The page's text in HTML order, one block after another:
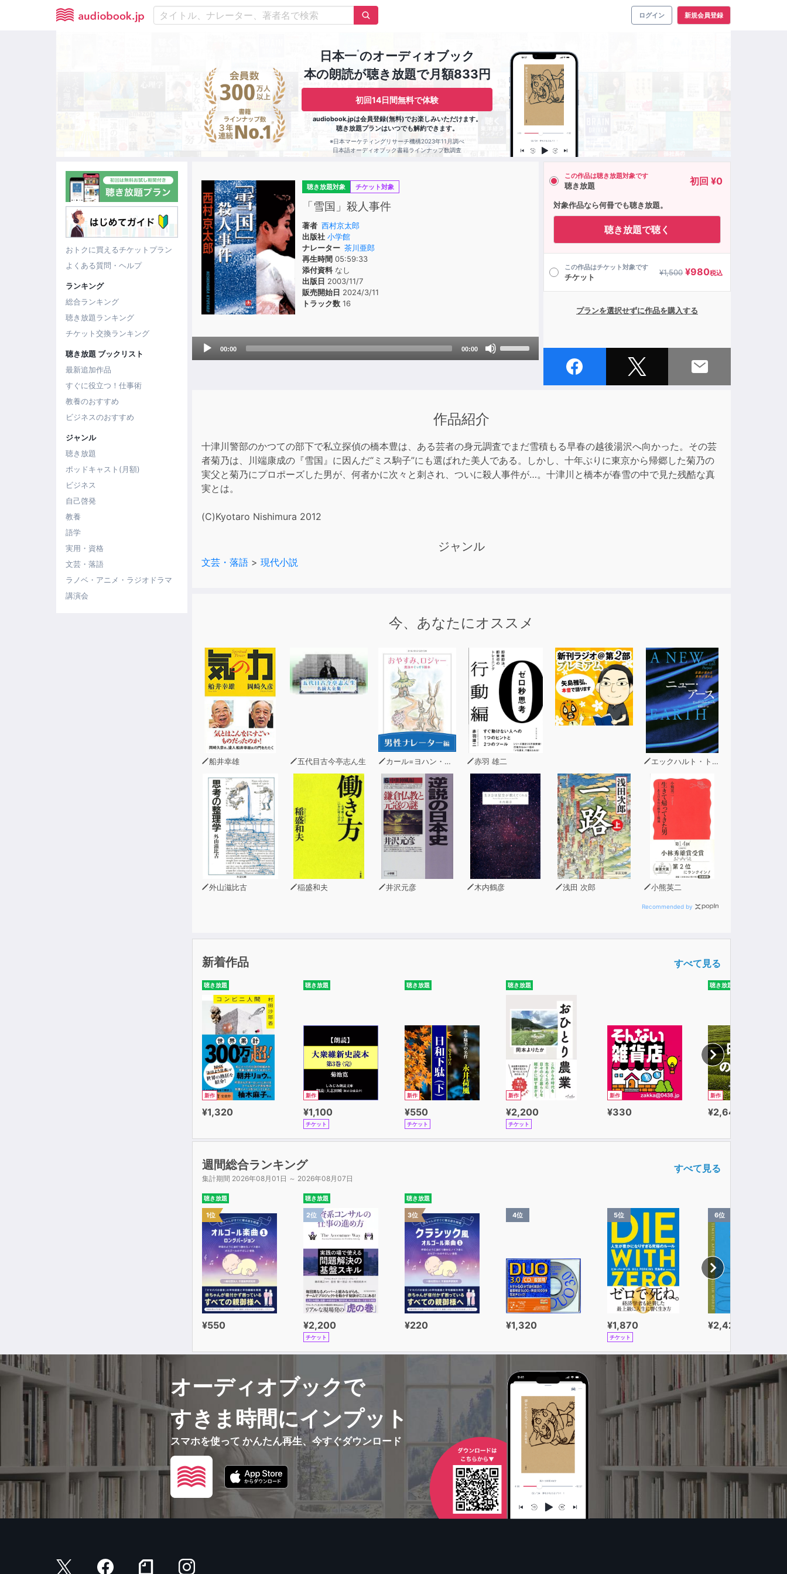
ログイン 新規会員登録
日本一※のオーディオブック
本の朗読が聴き放題で月額833円
初回14日間無料で体験
audiobook.jpは会員登録(無料)でお楽しみいただけます。
聴き放題プランはいつでも解約できます。
※日本マーケティングリサーチ機構2023年11月調べ
日本語オーディオブック書籍ラインナップ数調査
おトクに買えるチケットプラン
よくある質問・ヘルプ
ランキング
総合ランキング
聴き放題ランキング
チケット交換ランキング
聴き放題 ブックリスト
最新追加作品
すぐに役立つ！仕事術
教養のおすすめ
ビジネスのおすすめ
ジャンル
聴き放題
ポッドキャスト(月額)
ビジネス
自己啓発
教養
語学
実用・資格
文芸・落語
ラノベ・アニメ・ラジオドラマ
講演会
聴き放題対象 チケット対象
「雪国」殺人事件
著者 西村京太郎
出版社 小学館
ナレーター 茶川亜郎
再生時間 05:59:33
添付資料なし
出版日 2003/11/7
販売開始日 2024/3/11
トラック数 16
Audio
00:00 00:00
decrease
volume.
この作品は聴き放題対象です
聴き放題 初回 ¥0
対象作品なら何冊でも聴き放題。
聴き放題で聴く
この作品はチケット対象です
チケット ¥1,500 ¥980税込
プランを選択せずに作品を購入する
作品紹介
十津川警部のかつての部下で私立探偵の橋本豊は、ある芸者の身元調査でまだ雪積もる早春の越後湯沢へ向かった。その芸
者菊乃は、川端康成の『雪国』に因んだ“ミス駒子”にも選ばれた美人である。しかし、十年ぶりに東京から帰郷した菊乃の
実父と菊乃にプロポーズした男が、何者かに次々と刺され、ついに殺人事件が…。十津川と橋本が春雪の中で見た残酷な真
実とは。
(C)Kyotaro Nishimura 2012
ジャンル
文芸・落語 > 現代小説
今、あなたにオススメ
船井幸雄 五代目古今亭志ん生 カール=ヨハン・エリーン 赤羽 雄二 エックハルト・トール
外山滋比古 稲盛和夫 井沢元彦 木内鶴彦 浅田 次郎 小熊英二
Recommended by
新着作品 すべて見る
聴き放題
新作
¥1,320
聴き放題
新作
¥1,100
チケット
聴き放題
新作
¥550
チケット
聴き放題
新作
¥2,200
チケット
新作
¥330
聴き放題
新作
¥2,640
週間総合ランキング
集計期間 2026年08月01日 ～ 2026年08月07日
すべて見る
聴き放題
1位
¥550
聴き放題
2位
¥2,200
チケット
聴き放題
3位
¥220
4位
¥1,320
5位
¥1,870
チケット
6位
¥2,420
オーディオブックで
すきま時間にインプット
スマホを使って かんたん再生、今すぐダウンロード